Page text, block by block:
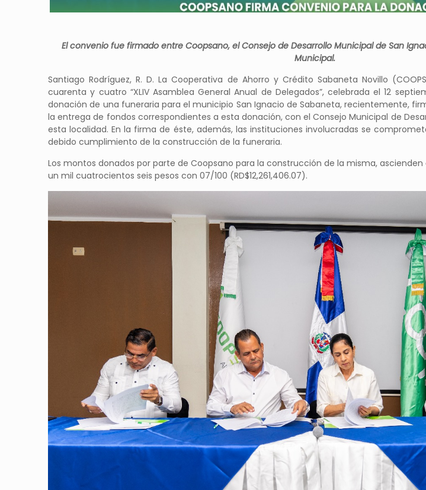
El convenio fue firmado entre Coopsano, el Consejo de Desarrollo Municipal de San
Municipal.
Santiago Rodríguez, R. D. La Cooperativa de Ahorro y Crédito Sabaneta Novillo
cuarenta y cuatro “XLIV Asamblea General Anual de Delegados”, celebrada el 12
donación de una funeraria para el municipio San Ignacio de Sabaneta, recientemente,
la entrega de fondos correspondientes a esta donación, con el Consejo Municipal de
esta localidad. En la firma de éste, además, las instituciones involucradas se
debido cumplimiento de la construcción de la funeraria.
Los montos donados por parte de Coopsano para la construcción de la misma,
un mil cuatrocientos seis pesos con 07/100 (RD$12,261,406.07).